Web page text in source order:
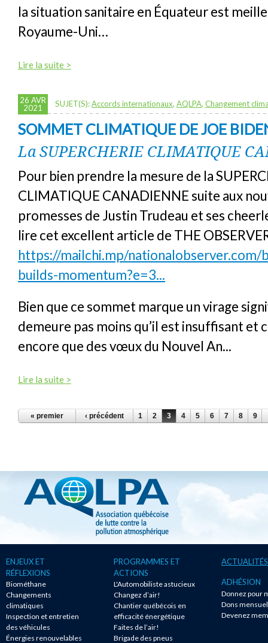
la situation sanitaire en Équateur est
Royaume-Uni…
Lire la suite >
26 AVR
2021
SUJET(S):Accords internationaux, AQLPA, Changement
SOMMET CLIMATIQUE DE JOE
La SUPERCHERIE CLIMATIQUE
Pour bien prendre la mesure de la
CLIMATIQUE CANADIENNE suite aux
promesses de Justin Trudeau et ses
lire cet excellent article de THE
https://mailchi.mp/nationalobserver.com/
builds-momentum?e=3...
Bien que ce sommet marque un virage
demeure pas moins qu’il est insuffisant et
encore que des vœux du Nouvel An...
Lire la suite >
PAGES
« premier ‹ précédent 1 2 3 4 5 6 7 8 9
ENJEUX ET
RÉFLEXIONS
Biométhane
Changements
climatiques
Inspection et entretien
des véhicules
Énergies renouvelables
PROGRAMMES ET
ACTIONS
L'Automobiliste astucieux
Changez d’air!
Chantier québécois en
efficacité énergétique
Faites de l’air!
Brigade des pneus
ACTUALITÉS
ADHÉSION
Donnez pour
Dons
Devenez